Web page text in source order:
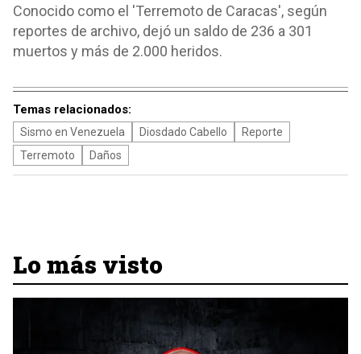
Conocido como el 'Terremoto de Caracas', según
reportes de archivo, dejó un saldo de 236 a 301
muertos y más de 2.000 heridos.
Temas relacionados:
Sismo en Venezuela Diosdado Cabello
Reporte
Terremoto
Daños
Lo más visto